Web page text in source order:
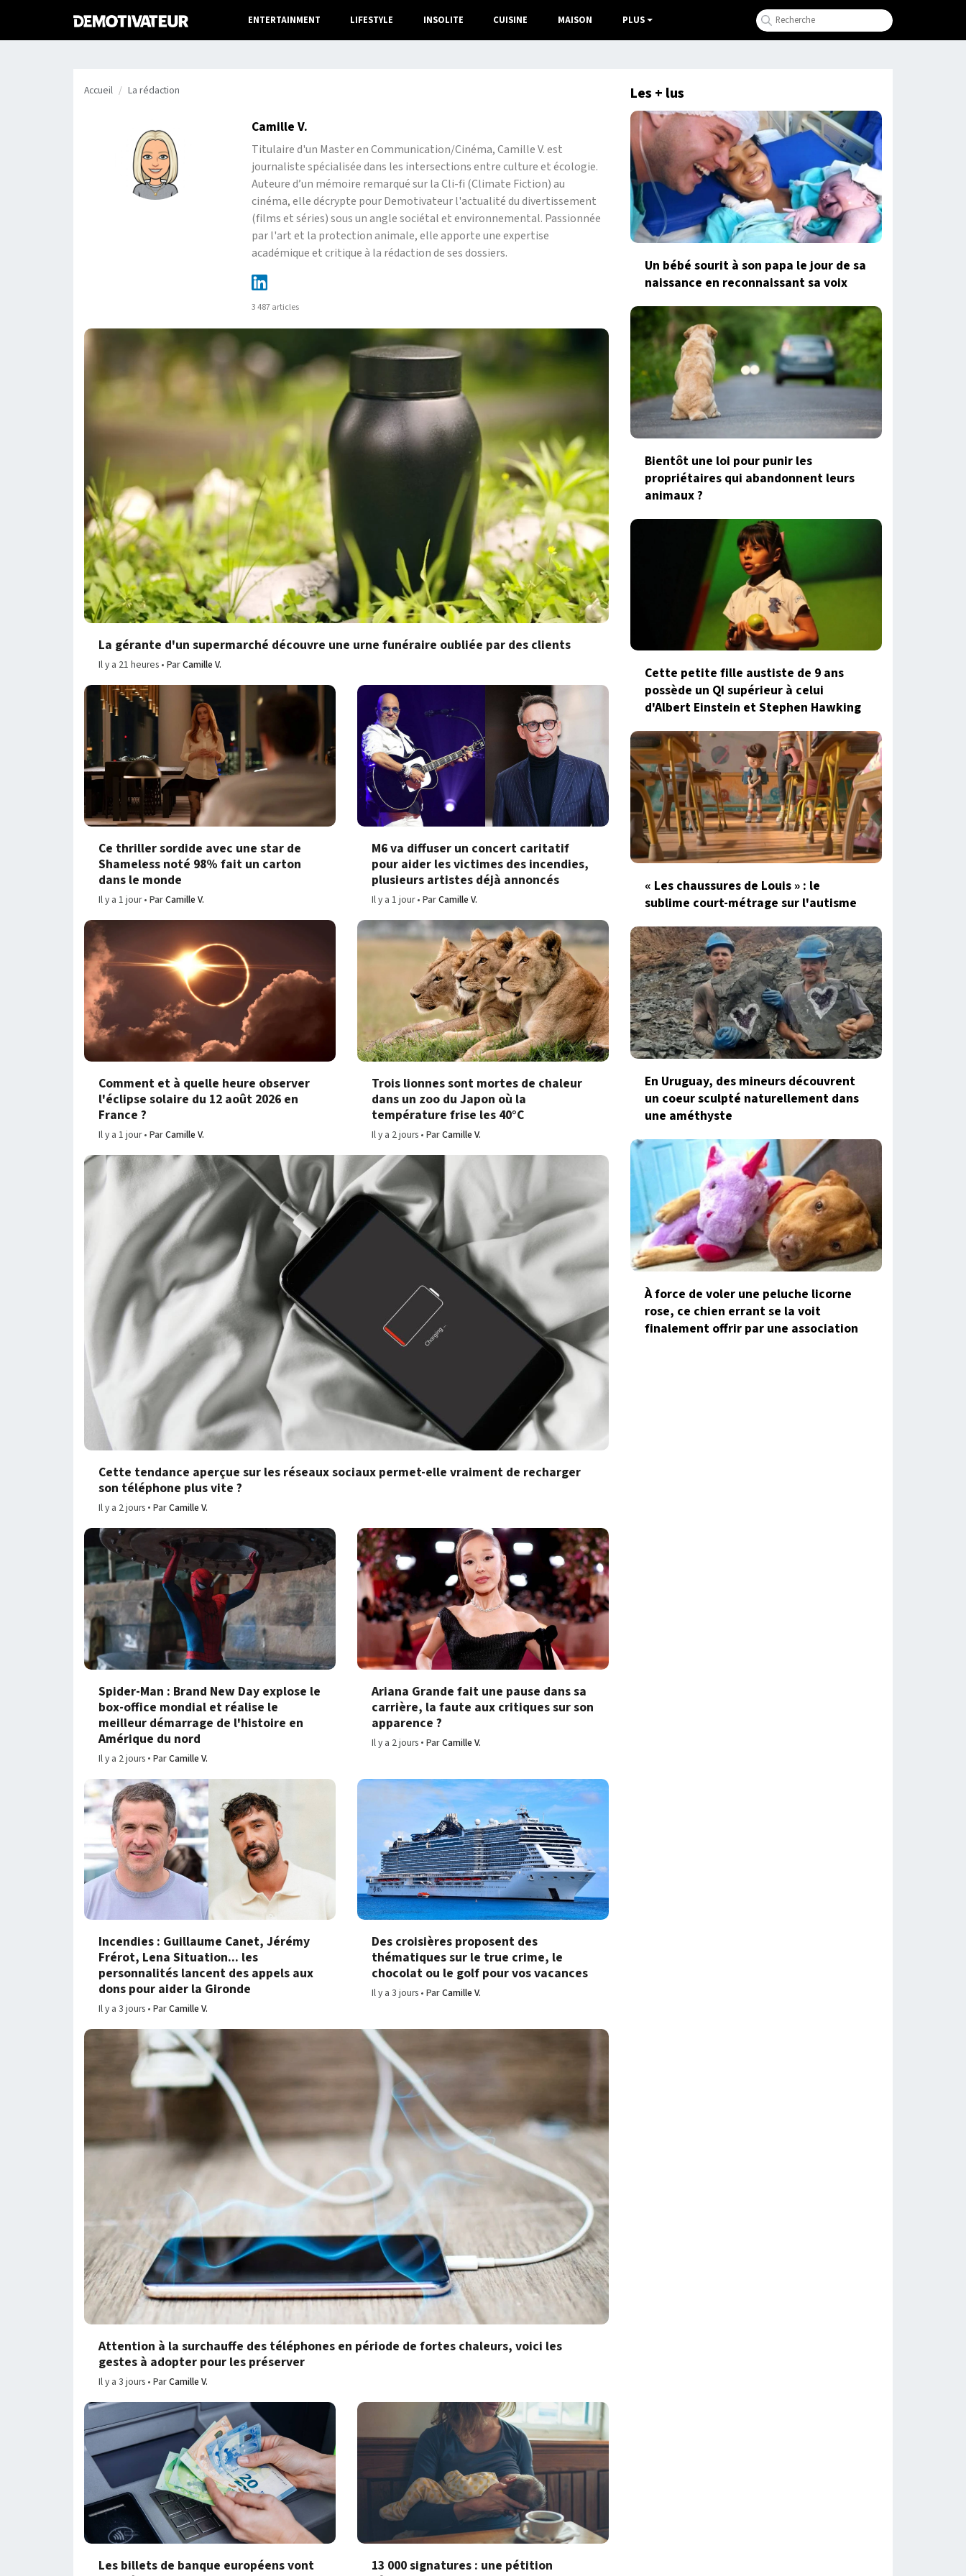
ENTERTAINMENT LIFESTYLE INSOLITE CUISINE MAISON PLUS
Accueil La rédaction
Camille V.
Titulaire d'un Master en Communication/Cinéma, Camille V. est
journaliste spécialisée dans les intersections entre culture et écologie.
Auteure d’un mémoire remarqué sur la Cli-fi (Climate Fiction) au
cinéma, elle décrypte pour Demotivateur l'actualité du divertissement
(films et séries) sous un angle sociétal et environnemental. Passionnée
par l'art et la protection animale, elle apporte une expertise
académique et critique à la rédaction de ses dossiers.
3 487 articles
La gérante d'un supermarché découvre une urne funéraire oubliée par des clients
Il y a 21 heures ParCamille V.
Ce thriller sordide avec une star de
Shameless noté 98% fait un carton
dans le monde
Il y a 1 jour ParCamille V.
M6 va diffuser un concert caritatif
pour aider les victimes des incendies,
plusieurs artistes déjà annoncés
Il y a 1 jour ParCamille V.
Comment et à quelle heure observer
l'éclipse solaire du 12 août 2026 en
France ?
Il y a 1 jour ParCamille V.
Trois lionnes sont mortes de chaleur
dans un zoo du Japon où la
température frise les 40°C
Il y a 2 jours ParCamille V.
Cette tendance aperçue sur les réseaux sociaux permet-elle vraiment de recharger
son téléphone plus vite ?
Il y a 2 jours ParCamille V.
Spider-Man : Brand New Day explose le
box-office mondial et réalise le
meilleur démarrage de l'histoire en
Amérique du nord
Il y a 2 jours ParCamille V.
Ariana Grande fait une pause dans sa
carrière, la faute aux critiques sur son
apparence ?
Il y a 2 jours ParCamille V.
Incendies : Guillaume Canet, Jérémy
Frérot, Lena Situation... les
personnalités lancent des appels aux
dons pour aider la Gironde
Il y a 3 jours ParCamille V.
Des croisières proposent des
thématiques sur le true crime, le
chocolat ou le golf pour vos vacances
Il y a 3 jours ParCamille V.
Attention à la surchauffe des téléphones en période de fortes chaleurs, voici les
gestes à adopter pour les préserver
Il y a 3 jours ParCamille V.
Les billets de banque européens vont
13 000 signatures : une pétition
Les + lus
Un bébé sourit à son papa le jour de sa
naissance en reconnaissant sa voix
Bientôt une loi pour punir les
propriétaires qui abandonnent leurs
animaux ?
Cette petite fille austiste de 9 ans
possède un QI supérieur à celui
d'Albert Einstein et Stephen Hawking
« Les chaussures de Louis » : le
sublime court-métrage sur l'autisme
En Uruguay, des mineurs découvrent
un coeur sculpté naturellement dans
une améthyste
À force de voler une peluche licorne
rose, ce chien errant se la voit
finalement offrir par une association